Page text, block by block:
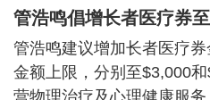
管浩鸣倡增长者医疗券
管浩鸣建议增加长者医疗
金额上限，分别至$3,000
营物理治疗及心理健康服